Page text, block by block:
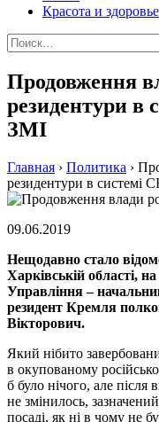
Красота и здоровье
Найти:
Продовження
резидентури в
ЗМІ
Главная › Политика ›
резидентури в системі
09.06.2019
Нещодавно стало
Харківській області,
Управління –
резидент Кремля
Вікторович.
Який нібито
в окупованому
б було нічого, але після
не змінилось,
посаді, як ні в чому не